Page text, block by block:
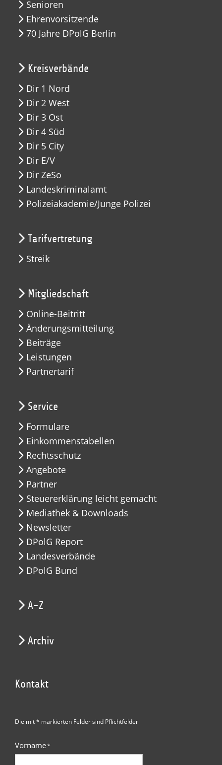
Senioren
Ehrenvorsitzende
70 Jahre DPolG Berlin
Kreisverbände
Dir 1 Nord
Dir 2 West
Dir 3 Ost
Dir 4 Süd
Dir 5 City
Dir E/V
Dir ZeSo
Landeskriminalamt
Polizeiakademie/Junge Polizei
Tarifvertretung
Streik
Mitgliedschaft
Online-Beitritt
Änderungsmitteilung
Beiträge
Leistungen
Partnertarif
Service
Formulare
Einkommenstabellen
Rechtsschutz
Angebote
Partner
Steuererklärung leicht gemacht
Mediathek & Downloads
Newsletter
DPolG Report
Landesverbände
DPolG Bund
A-Z
Archiv
Kontakt
Die mit * markierten Felder sind Pflichtfelder
Vorname*